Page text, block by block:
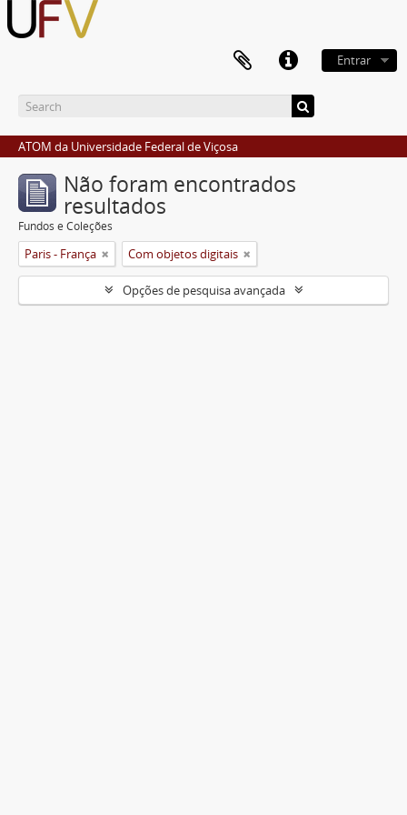
Entrar
ATOM da Universidade Federal de Viçosa
Não foram encontrados
resultados
Fundos e Coleções
Paris - França Com objetos digitais
Opções de pesquisa avançada